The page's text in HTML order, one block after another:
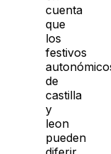
cuenta
que
los
festivos
de
castilla
y
leon
pueden